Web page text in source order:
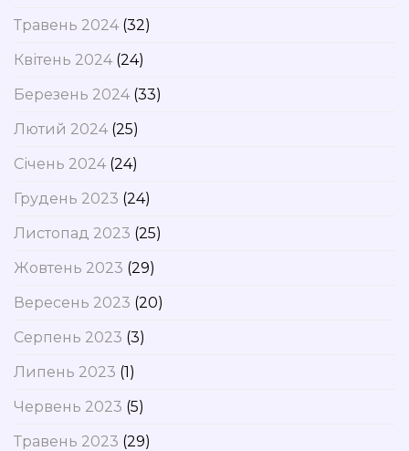
Травень 2024(32)
Квітень 2024(24)
Березень 2024(33)
Лютий 2024(25)
Січень 2024(24)
Грудень 2023 (24)
Листопад 2023 (25)
Жовтень 2023 (29)
Вересень 2023 (20)
Серпень 2023 (3)
Липень 2023 (1)
Червень 2023 (5)
Травень 2023 (29)